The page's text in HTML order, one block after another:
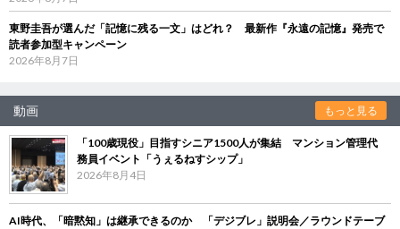
東野圭吾が選んだ「記憶に残る一文」はどれ？ 最新作『永遠の記憶』発売で
読者参加型キャンペーン
2026年8月7日
動画 もっと見る
「100歳現役」目指すシニア1500人が集結 マンション管理代
務員イベント「うぇるねすシップ」
2026年8月4日
AI時代、「暗黙知」は継承できるのか 「デジブレ」説明会／ラウンドテーブ